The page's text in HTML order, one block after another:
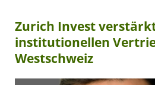
Zurich Invest
institutionellen
Westschweiz